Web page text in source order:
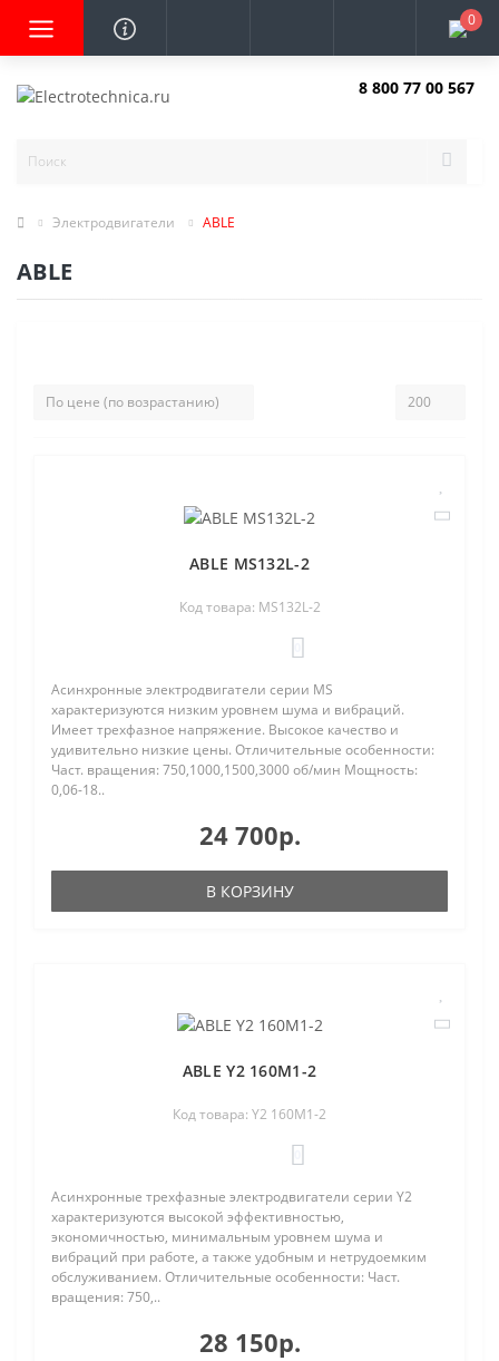
0
8 800 77 00 567
Электродвигатели ABLE
ABLE
ABLE MS132L-2
Код товара: MS132L-2
Асинхронные электродвигатели серии MS
характеризуются низким уровнем шума и вибраций.
Имеет трехфазное напряжение. Высокое качество и
удивительно низкие цены. Отличительные особенности:
Част. вращения: 750,1000,1500,3000 об/мин Мощность:
0,06-18..
24 700р.
В КОРЗИНУ
ABLE Y2 160M1-2
Код товара: Y2 160M1-2
Асинхронные трехфазные электродвигатели серии Y2
характеризуются высокой эффективностью,
экономичностью, минимальным уровнем шума и
вибраций при работе, а также удобным и нетрудоемким
обслуживанием. Отличительные особенности: Част.
вращения: 750,..
28 150р.